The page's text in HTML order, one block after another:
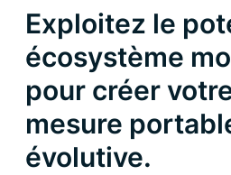
Exploitez le
écosystème
pour créer
mesure
évolutive.